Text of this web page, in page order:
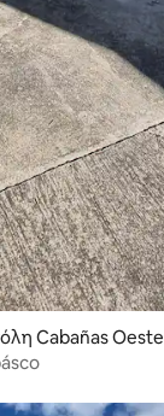
Cabañas Oeste